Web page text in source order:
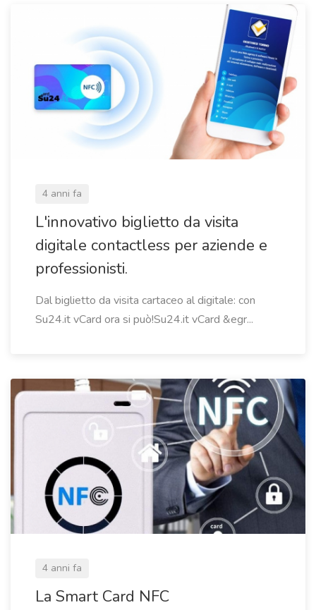
4 anni fa
L'innovativo biglietto da visita
digitale contactless per aziende e
professionisti.
Dal biglietto da visita cartaceo al digitale: con
Su24.it vCard ora si può!Su24.it vCard &egr...
4 anni fa
La Smart Card NFC